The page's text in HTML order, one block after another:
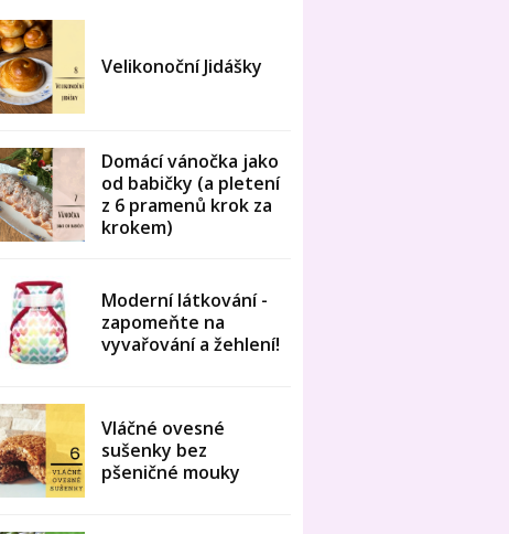
Velikonoční Jidášky
Domácí vánočka jako
od babičky (a pletení
z 6 pramenů krok za
krokem)
Moderní látkování -
zapomeňte na
vyvařování a žehlení!
Vláčné ovesné
sušenky bez
pšeničné mouky